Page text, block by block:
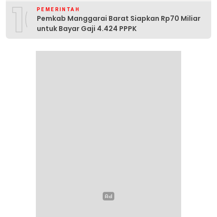
10PEMERINTAH
Pemkab Manggarai Barat Siapkan Rp70 Miliar
untuk Bayar Gaji 4.424 PPPK